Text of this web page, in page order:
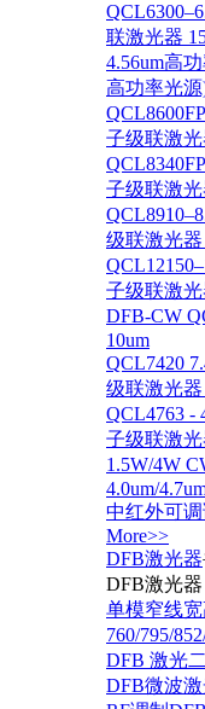
联激光器
4.56um高
高功率光源
子级联激光
子级联激
级联激光器
子级联激光
DFB-CW
10um
QCL7420
级联激光器
QCL4763 -
子级联激
1.5W/4W
4.0um/
中红外可
More>>
DFB激光器
DFB激光器
单模窄线
760/795/
DFB 激光
DFB微波激